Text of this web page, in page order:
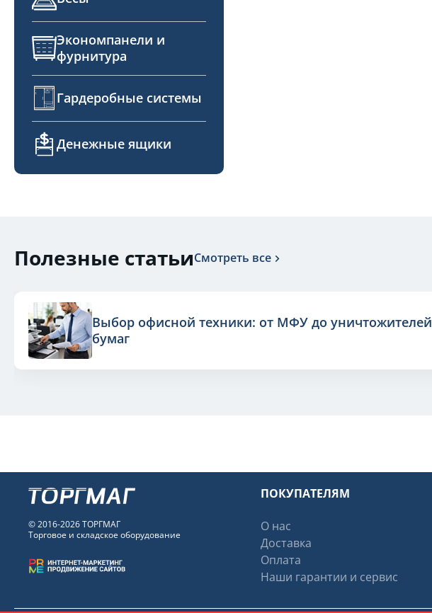
Экономпанели и
фурнитура
Гардеробные системы
Денежные ящики
Полезные статьиСмотреть все
Выбор офисной техники: от МФУ до уничтожителей
бумаг
© 2016-2026 ТОРГМАГ
Торговое и складское оборудование
ПОКУПАТЕЛЯМ
О нас
Доставка
Оплата
Наши гарантии и сервис